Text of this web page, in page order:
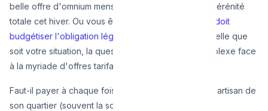
belle offre d'omnium mensuelle en échange d'une sérénité
totale cet hiver. Ou vous êtes un jeune
locataire qui doit
budgétiser l'obligation légale PEB tous les 2 ans
. Quelle que
soit votre situation, la question financière reste complexe face
à la myriade d'offres tarifaires à Bruxelles.
Faut-il payer à chaque fois "One-shot" chez le petit artisan de
son quartier (souvent la solution la plus basique et